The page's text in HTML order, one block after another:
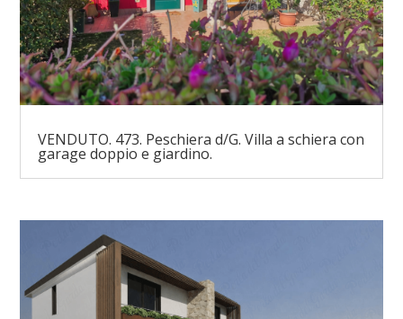
VENDUTO. 473. Peschiera d/G. Villa a schiera con
garage doppio e giardino.